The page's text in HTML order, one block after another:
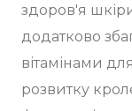
здоров'я шкіри
додатково
вітамінами
розвитку